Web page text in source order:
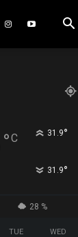
°C 31.9°
31.9°
28 %
TUE WED